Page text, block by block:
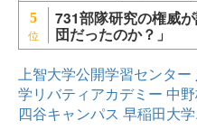
5 731部隊研究の権威
団だったのか？」
上智大学公開学習センター
学リバティアカデミー 中
四谷キャンパス 早稲田大